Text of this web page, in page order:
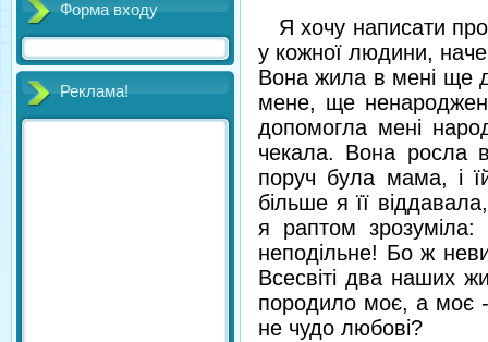
Форма входу
Реклама!
Я хочу написати
у кожної людини,
Вона жила в мені ще
мене, ще
допомогла мені
чекала. Вона росла
поруч була мама, і
більше я її
я раптом
неподільне! Бо ж
Всесвіті два наших
породило моє, а моє
не чудо любові?